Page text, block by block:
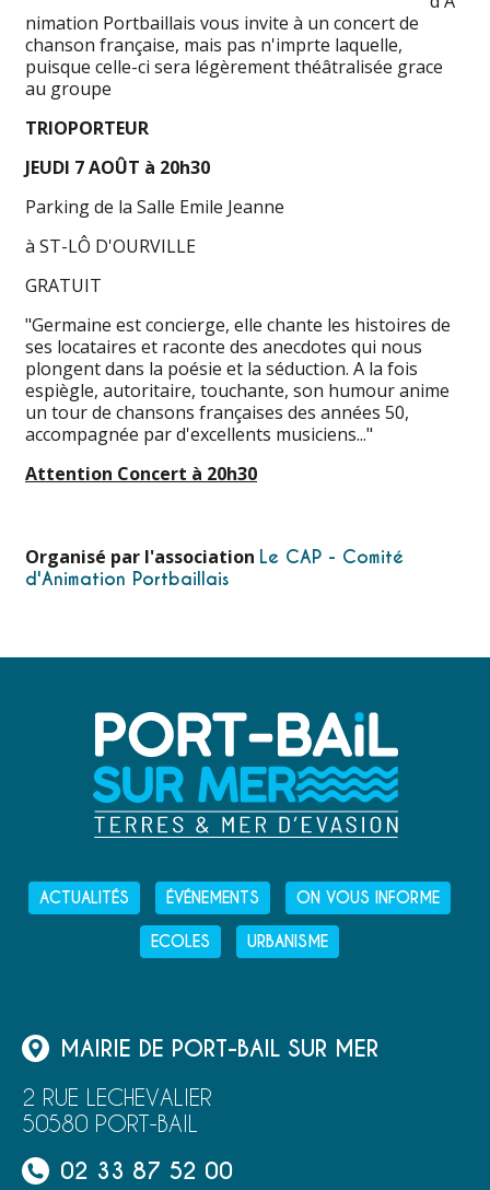
nimation Portbaillais vous invite à un concert de
chanson française, mais pas n'imprte laquelle,
puisque celle-ci sera légèrement théâtralisée grace
au groupe
TRIOPORTEUR
JEUDI 7 AOÛT à 20h30
Parking de la Salle Emile Jeanne
à ST-LÔ D'OURVILLE
GRATUIT
"Germaine est concierge, elle chante les histoires de
ses locataires et raconte des anecdotes qui nous
plongent dans la poésie et la séduction. A la fois
espiègle, autoritaire, touchante, son humour anime
un tour de chansons françaises des années 50,
accompagnée par d'excellents musiciens..."
Attention Concert à 20h30
Organisé par l'association Le CAP - Comité
d'Animation Portbaillais
ACTUALITÉS ÉVÉNEMENTS ON VOUS INFORME
ECOLES URBANISME
MAIRIE DE PORT-BAIL SUR MER
2 RUE LECHEVALIER
50580 PORT-BAIL
02 33 87 52 00